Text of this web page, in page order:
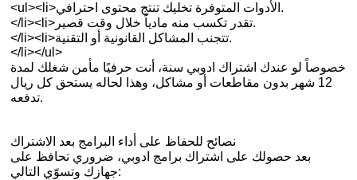
<ul><li>الأدوات المتوفرة تخليك تنتج محتوى احترافي.
</li><li>تقدر تكسب منه مادياً خلال وقت قصير.
</li><li>تتجنب المشاكل القانونية أو التقنية.
</li></ul>
خصوصاً لو عندك اشتراك ادوبي سنة، أنت حرفيًا مأمن شغلك لمدة
12 شهر بدون مقاطعات أو مشاكل، وهذا لحاله يستحق كل ريال
تدفعه.
نصائح للحفاظ على أداء البرامج بعد الاشتراك
بعد حصولك على اشتراك برامج ادوبي، ضروري تحافظ على
جهازك وتسوّي التالي: